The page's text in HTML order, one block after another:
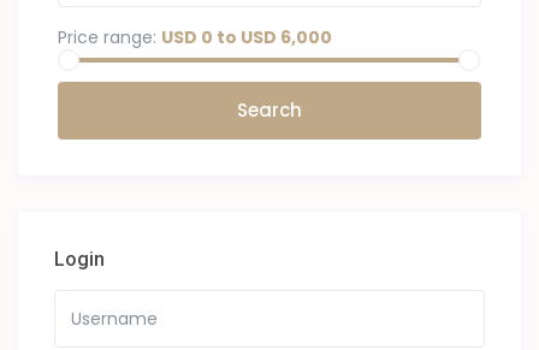
Price range: USD 0 to USD 6,000
Login